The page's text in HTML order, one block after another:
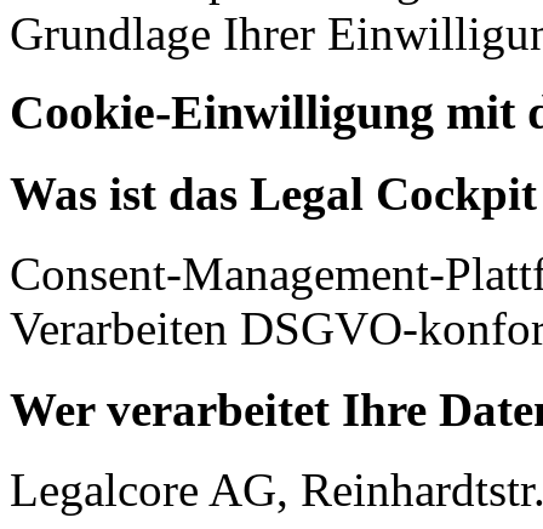
Grundlage Ihrer
Cookie-Einwilligung mit
Was ist das Legal
Consent-Management-
Verarbeiten DSGVO-
Wer verarbeitet Ihre
Legalcore AG,